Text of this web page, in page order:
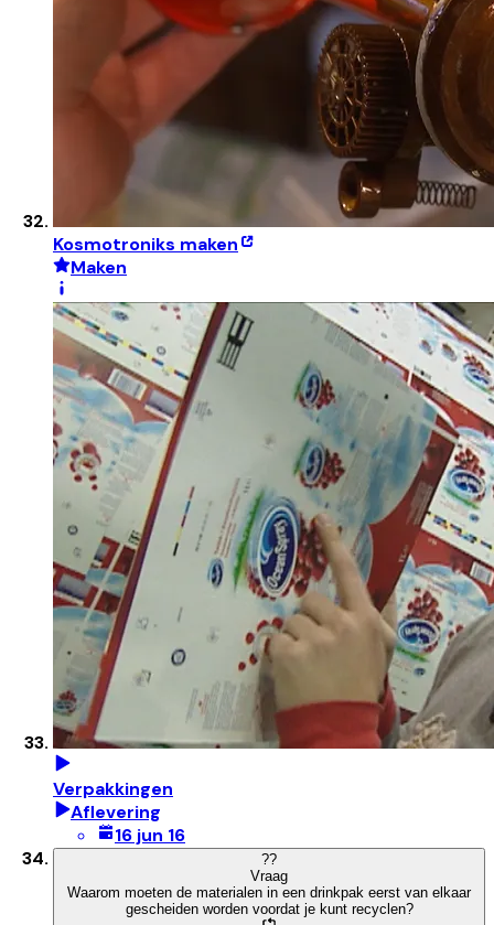
Kosmotroniks maken
Maken
Verpakkingen
Aflevering
16 jun 16
??
Vraag
Waarom moeten de materialen in een drinkpak eerst van elkaar
gescheiden worden voordat je kunt recyclen?